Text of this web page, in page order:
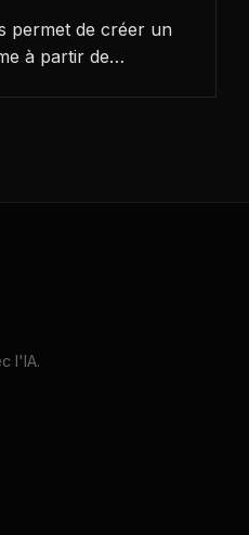
permet de créer un
à partir de…
l'IA.